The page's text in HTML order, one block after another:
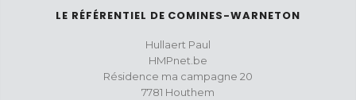
LE RÉFÉRENTIEL DE COMINES-WARNETON
Hullaert Paul
HMPnet.be
Résidence ma campagne 20
7781 Houthem